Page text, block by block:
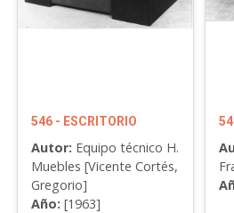
546 - ESCRITORIO
Autor: Equipo técnico H.
Muebles [Vicente Cortés,
Gregorio]
Año: [1963]